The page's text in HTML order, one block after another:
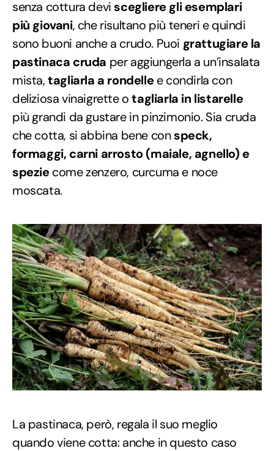
senza cottura devi scegliere gli esemplari
più giovani, che risultano più teneri e quindi
sono buoni anche a crudo. Puoi grattugiare la
pastinaca cruda per aggiungerla a un’insalata
mista,tagliarla a rondellee condirla con
deliziosa vinaigrette otagliarla in listarelle
più grandi da gustare in pinzimonio. Sia cruda
che cotta, si abbina bene conspeck,
formaggi, carni arrosto (maiale, agnello) e
speziecome zenzero, curcuma e noce
moscata.
La pastinaca, però, regala il suo meglio
quando viene cotta: anche in questo caso